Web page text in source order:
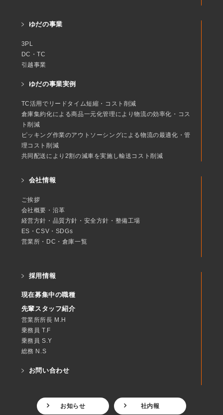
ゆだの事業
3PL
DC・TC
引越事業
ゆだの事業実例
TC活用でリードタイム短縮・コスト削減
倉庫集約化による商品一元化管理により物流の効率化・コス
ト削減
ピッキング作業のアウトソーシングによる物流の最適化・管
理コスト削減
共同配送により2割の減車を実施し輸送コスト削減
会社情報
ご挨拶
会社概要・沿革
経営方針・品質方針・安全方針・整備工場
ES・CSV・SDGs
営業所・DC・倉庫一覧
採用情報
現在募集中の職種
先輩スタッフ紹介
営業所所長 M.H
乗務員 T.F
乗務員 S.Y
総務 N.S
お問い合わせ
お知らせ 社内報